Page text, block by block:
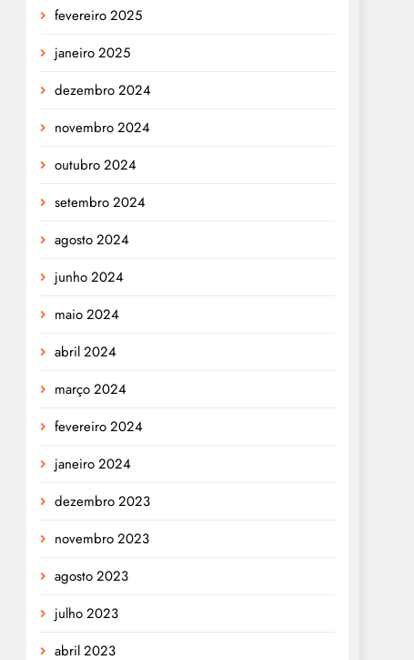
fevereiro 2025
janeiro 2025
dezembro 2024
novembro 2024
outubro 2024
setembro 2024
agosto 2024
junho 2024
maio 2024
abril 2024
março 2024
fevereiro 2024
janeiro 2024
dezembro 2023
novembro 2023
agosto 2023
julho 2023
abril 2023